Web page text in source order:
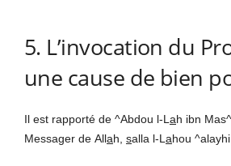
5. L’invocation du
une cause de bien
Il est rapporté de ^Abdou l-L ah ibn Mas^
Messager de Allah salla l-L ahou